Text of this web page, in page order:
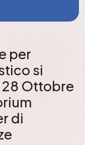
per
si
Ottobre
di